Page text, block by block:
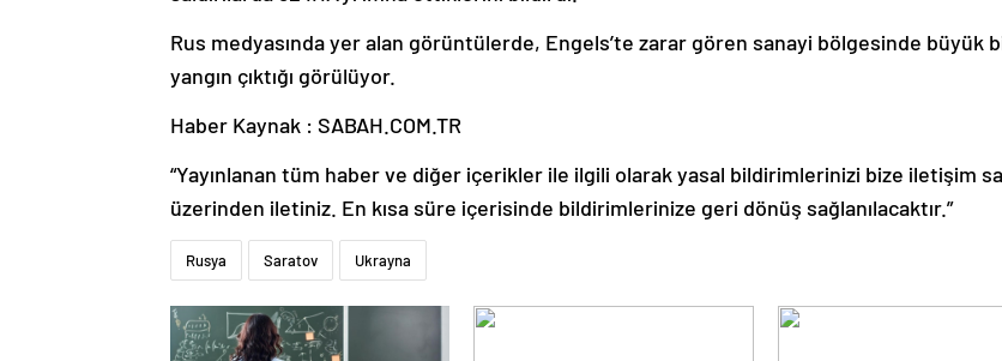
Rus medyasında yer alan görüntülerde, Engels’te zarar gören sanayi bölgesinde büyük
yangın çıktığı görülüyor.
Haber Kaynak : SABAH.COM.TR
“Yayınlanan tüm haber ve diğer içerikler ile ilgili olarak yasal bildirimlerinizi bize iletişim
üzerinden iletiniz. En kısa süre içerisinde bildirimlerinize geri dönüş sağlanılacaktır.”
Rusya Saratov Ukrayna